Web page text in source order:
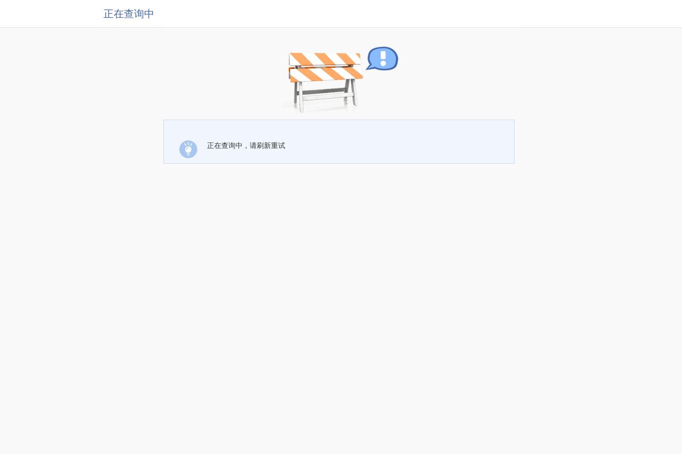
正在查询中
正在查询中，请刷新重试